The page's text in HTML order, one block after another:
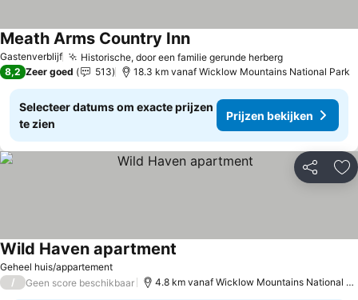
Gastenverblijf Historische, door een familie gerunde herberg
Meath Arms Country Inn
8,2 Zeer goed 513 18.3 km vanaf Wicklow Mountains National Park
Selecteer datums om exacte prijzen
te zien
Prijzen bekijken
Delen
Geheel huis/appartement
Wild Haven apartment
/ Geen score beschikbaar 4.8 km vanaf Wicklow Mountains National Park